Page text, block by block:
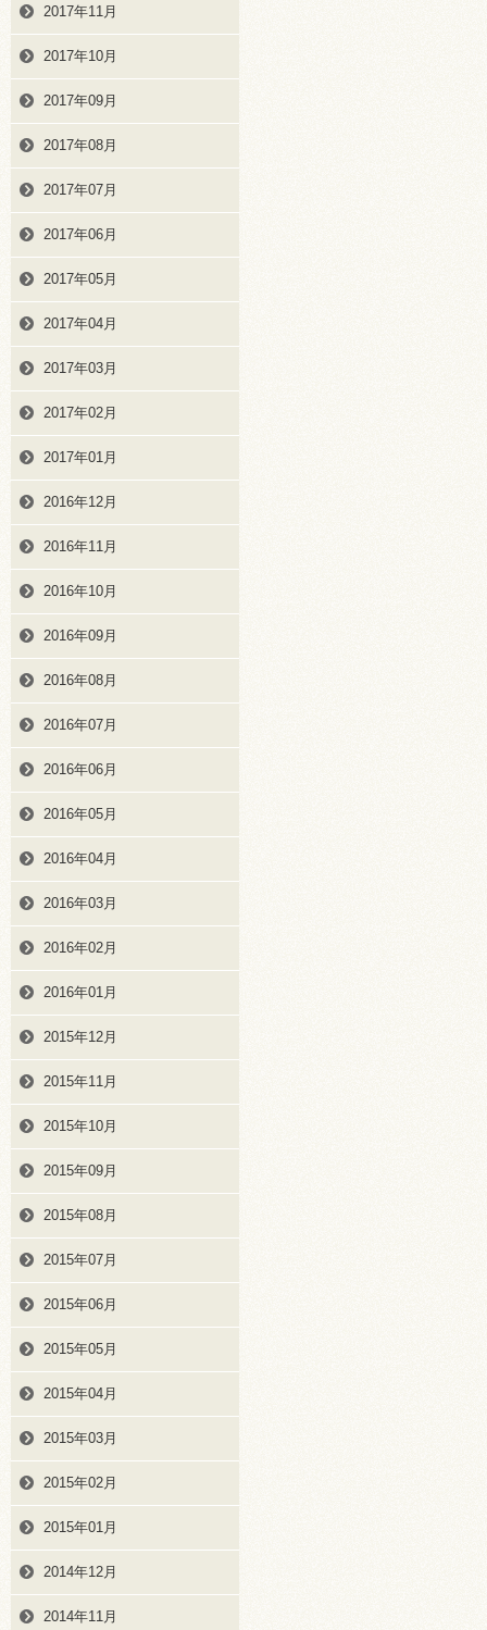
2017年11月
2017年10月
2017年09月
2017年08月
2017年07月
2017年06月
2017年05月
2017年04月
2017年03月
2017年02月
2017年01月
2016年12月
2016年11月
2016年10月
2016年09月
2016年08月
2016年07月
2016年06月
2016年05月
2016年04月
2016年03月
2016年02月
2016年01月
2015年12月
2015年11月
2015年10月
2015年09月
2015年08月
2015年07月
2015年06月
2015年05月
2015年04月
2015年03月
2015年02月
2015年01月
2014年12月
2014年11月